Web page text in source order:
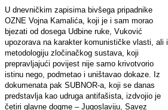
U dnevničkim zapisima bivšega pripadnike
OZNE Vojna Kamalića, koji je i sam morao
bjezati od dosega Udbine ruke, Vuković
upozorava na karakter komunističke vlasti, ali i
metodologiju zločinačkog sustava, koji
prepravljajući povijest nije samo krivotvorio
istinu nego, podmetao i uništavao dokaze. Iz
dokumenata pak SUBNOR-a, koji se danas
predstavlja kao udruga antifašista, izdvojio je
četiri glavne dogme – Jugoslaviju, Savez